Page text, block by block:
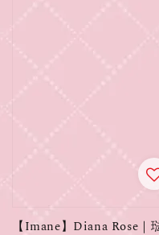
【Imane】Diana Rose｜